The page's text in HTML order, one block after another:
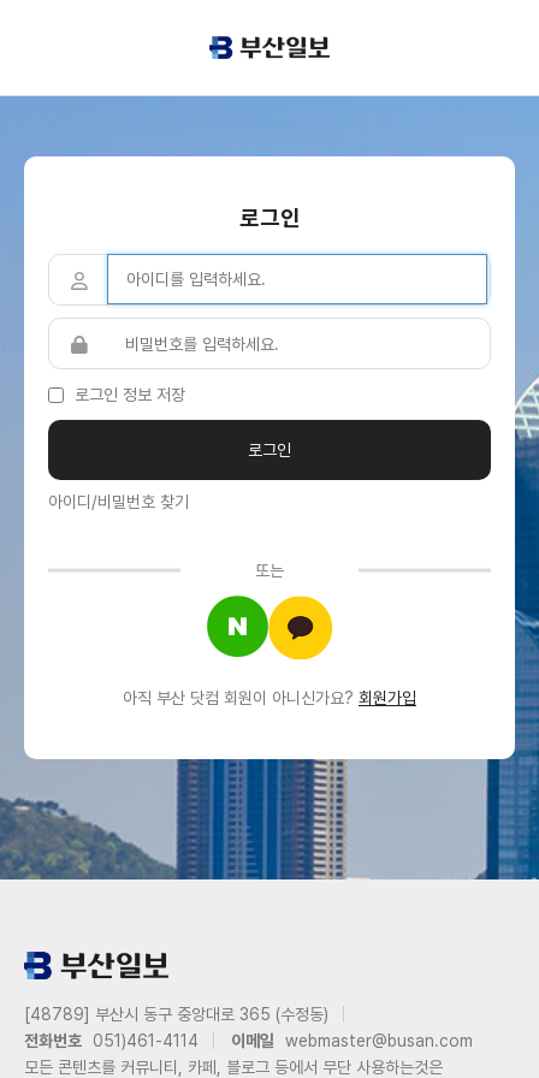
로그인
로그인 정보 저장
아이디/비밀번호 찾기
또는
아직 부산 닷컴 회원이 아니신가요? 회원가입
[48789] 부산시 동구 중앙대로 365 (수정동)
전화번호
051)461-4114 이메일
webmaster@busan.com
모든 콘텐츠를 커뮤니티, 카페, 블로그 등에서 무단 사용하는것은